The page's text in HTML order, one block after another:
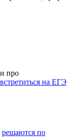
про
на ЕГЭ
решаются по